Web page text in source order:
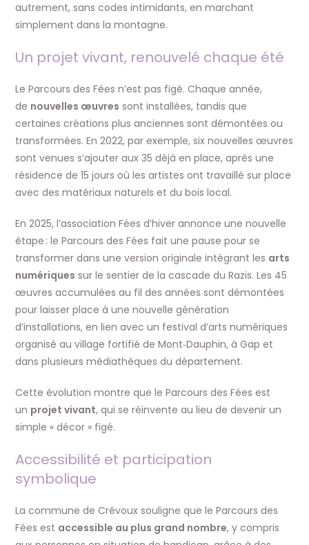
autrement, sans codes intimidants, en marchant
simplement dans la montagne.
Un projet vivant, renouvelé chaque été
Le Parcours des Fées n’est pas figé. Chaque année,
de nouvelles œuvres sont installées, tandis que
certaines créations plus anciennes sont démontées ou
transformées. En 2022, par exemple, six nouvelles œuvres
sont venues s’ajouter aux 35 déjà en place, après une
résidence de 15 jours où les artistes ont travaillé sur place
avec des matériaux naturels et du bois local.
En 2025, l’association Fées d’hiver annonce une nouvelle
étape : le Parcours des Fées fait une pause pour se
transformer dans une version originale intégrant les arts
numériques sur le sentier de la cascade du Razis. Les 45
œuvres accumulées au fil des années sont démontées
pour laisser place à une nouvelle génération
d’installations, en lien avec un festival d’arts numériques
organisé au village fortifié de Mont‑Dauphin, à Gap et
dans plusieurs médiathèques du département.
Cette évolution montre que le Parcours des Fées est
un projet vivant, qui se réinvente au lieu de devenir un
simple « décor » figé.
Accessibilité et participation
symbolique
La commune de Crévoux souligne que le Parcours des
Fées est accessible au plus grand nombre, y compris